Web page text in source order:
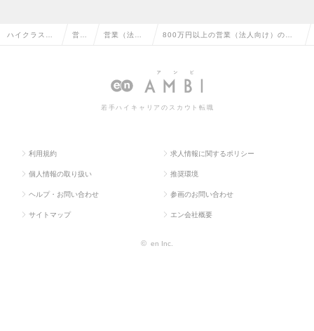
ハイクラス求 営業 営業（法人 800万円以上の営業（法人向け）の転
若手ハイキャリアのスカウト転職
利用規約 求人情報に関するポリシー
個人情報の取り扱い 推奨環境
ヘルプ・お問い合わせ 参画のお問い合わせ
サイトマップ エン会社概要
© en Inc.